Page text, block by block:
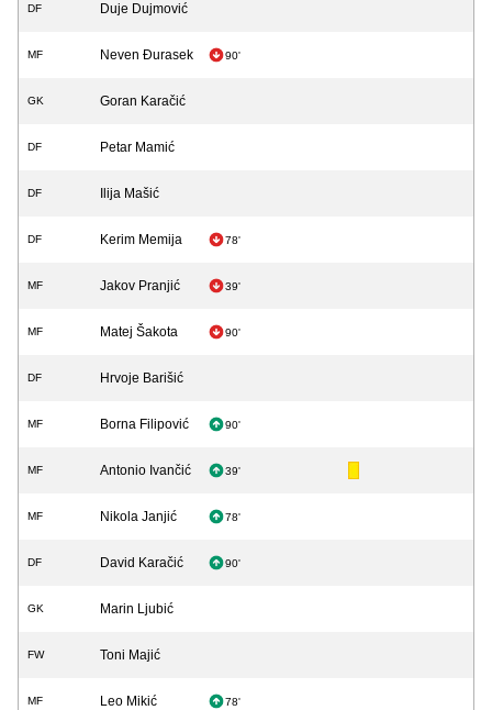
DF Duje Dujmović
MF Neven Đurasek 90'
GK Goran Karačić
DF Petar Mamić
DF Ilija Mašić
DF Kerim Memija 78'
MF Jakov Pranjić 39'
MF Matej Šakota 90'
DF Hrvoje Barišić
MF Borna Filipović 90'
MF Antonio Ivančić 39'
MF Nikola Janjić 78'
DF David Karačić 90'
GK Marin Ljubić
FW Toni Majić
MF Leo Mikić 78'